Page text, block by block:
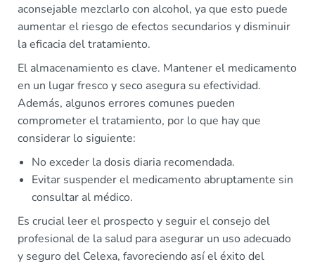
aconsejable mezclarlo con alcohol, ya que esto puede
aumentar el riesgo de efectos secundarios y disminuir
la eficacia del tratamiento.
El almacenamiento es clave. Mantener el medicamento
en un lugar fresco y seco asegura su efectividad.
Además, algunos errores comunes pueden
comprometer el tratamiento, por lo que hay que
considerar lo siguiente:
No exceder la dosis diaria recomendada.
Evitar suspender el medicamento abruptamente sin
consultar al médico.
Es crucial leer el prospecto y seguir el consejo del
profesional de la salud para asegurar un uso adecuado
y seguro del Celexa, favoreciendo así el éxito del